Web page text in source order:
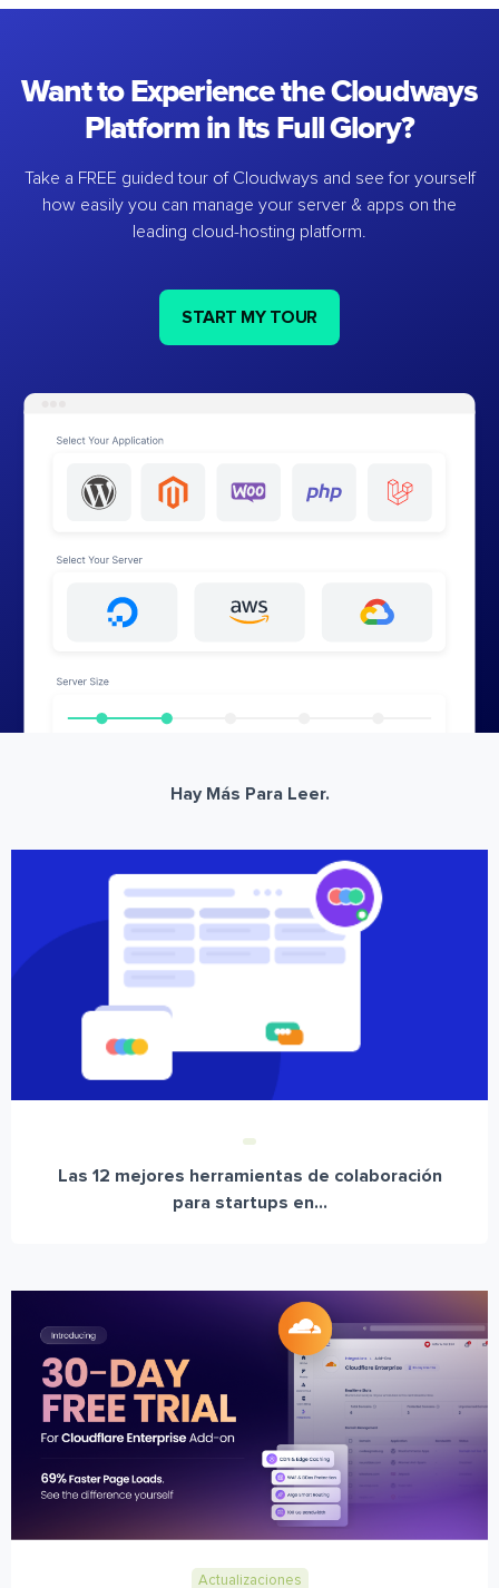
Want to Experience the Cloudways
Platform in Its Full Glory?
Take a FREE guided tour of Cloudways and see for yourself
how easily you can manage your server & apps on the
leading cloud-hosting platform.
START MY TOUR
Hay Más Para Leer.
Las 12 mejores herramientas de colaboración
para startups en...
Actualizaciones